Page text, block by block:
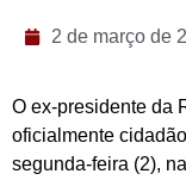
2 de março de
O ex-presidente da
oficialmente
segunda-feira (2),